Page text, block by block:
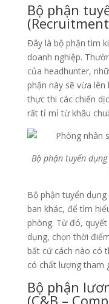
Bộ phận
Đây là bộ phận tìm
doanh nghiệp.
của headhunter,
phận này sẽ vừa
thực thi các chiến
rất tỉ mỉ từ khâu
Bộ phận tuyển
Bộ phận tuyển
ban khác, để tìm
phòng. Từ đó,
dụng, chọn thời
bất cứ cách nào có
có chất lượng tham
Bộ phận
(C&B –